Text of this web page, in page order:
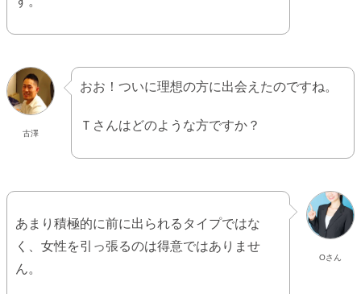
古澤
おお！ついに理想の方に出会えたのですね。
Ｔさんはどのような方ですか？
Oさん
あまり積極的に前に出られるタイプではな
く、女性を引っ張るのは得意ではありませ
ん。